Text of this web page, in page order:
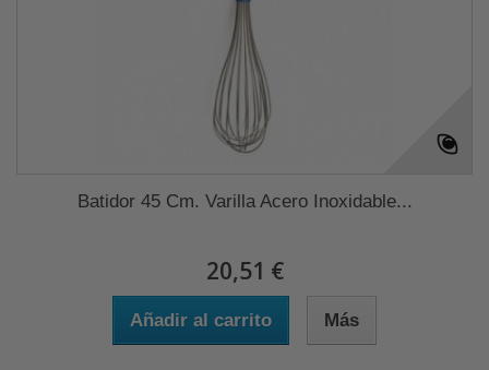
Batidor 45 Cm. Varilla Acero Inoxidable...
20,51 €
Añadir al carrito Más